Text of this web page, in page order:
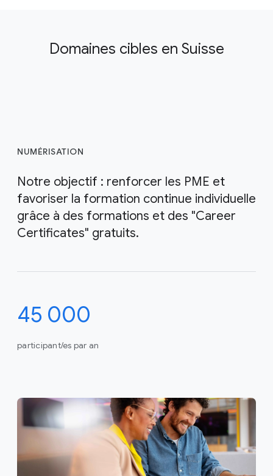
Domaines cibles en Suisse
NUMÉRISATION
Notre objectif : renforcer les PME et
favoriser la formation continue individuelle
grâce à des formations et des "Career
Certificates" gratuits.
45 000
participant/es par an